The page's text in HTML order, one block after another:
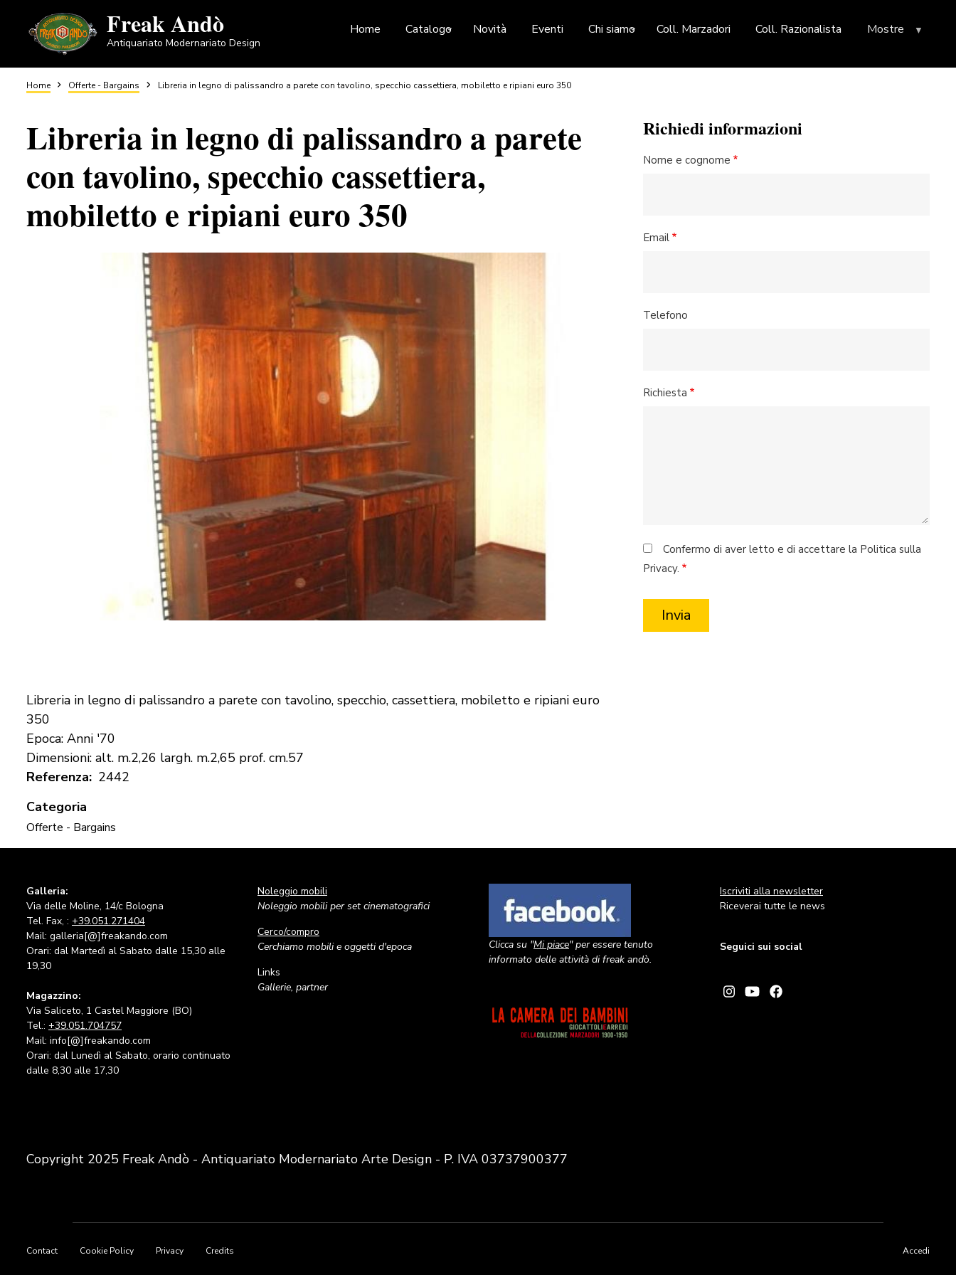
contenuto
principale
Freak Andò
Antiquariato Modernariato Design
Home Catalogo Novità Eventi Chi siamo Coll. Marzadori Coll. Razionalista Mostre
Briciole
di
pane
Home Offerte - Bargains Libreria in legno di palissandro a parete con tavolino, specchio cassettiera, mobiletto e ripiani euro 350
Libreria in legno di palissandro a parete
con tavolino, specchio cassettiera,
mobiletto e ripiani euro 350
Libreria in legno di palissandro a parete con tavolino, specchio, cassettiera, mobiletto e ripiani euro
350
Epoca: Anni '70
Dimensioni: alt. m.2,26 largh. m.2,65 prof. cm.57
Referenza
2442
Categoria
Offerte - Bargains
Richiedi informazioni
Nome e cognome
Email
Telefono
Richiesta
Confermo di aver letto e di accettare la Politica sulla
Privacy.
Galleria:
Via delle Moline, 14/c Bologna
Tel. Fax, : +39.051.271404
Mail: galleria[@]freakando.com
Orari: dal Martedì al Sabato dalle 15,30 alle
19,30
Magazzino:
Via Saliceto, 1 Castel Maggiore (BO)
Tel.: +39.051.704757
Mail: info[@]freakando.com
Orari: dal Lunedì al Sabato, orario continuato
dalle 8,30 alle 17,30
Noleggio mobili
Noleggio mobili per set cinematografici
Cerco/compro
Cerchiamo mobili e oggetti d'epoca
Links
Gallerie, partner
Clicca su "Mi piace" per essere tenuto
informato delle attività di freak andò.
Image
Iscriviti alla newsletter
Riceverai tutte le news
Seguici sui social
Copyright 2025 Freak Andò - Antiquariato Modernariato Arte Design - P. IVA 03737900377
Footer
Contact Cookie Policy Privacy Credits Accedi